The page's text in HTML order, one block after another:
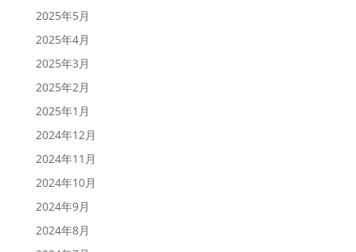
2025年5月
2025年4月
2025年3月
2025年2月
2025年1月
2024年12月
2024年11月
2024年10月
2024年9月
2024年8月